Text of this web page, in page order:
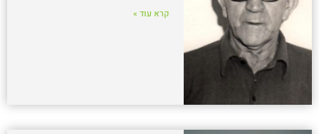
קרא עוד »